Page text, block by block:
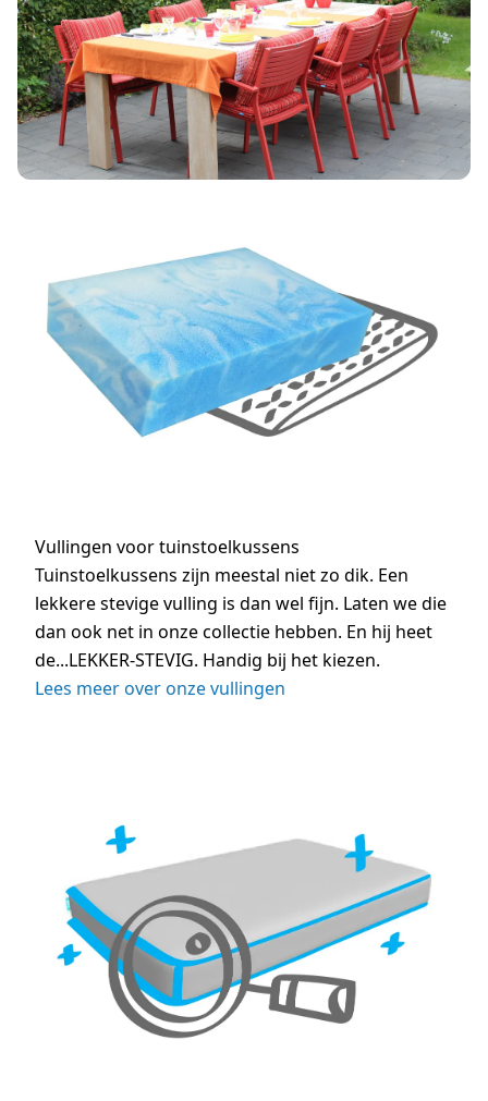
Vullingen voor tuinstoelkussens
Tuinstoelkussens zijn meestal niet zo dik. Een
lekkere stevige vulling is dan wel fijn. Laten we die
dan ook net in onze collectie hebben. En hij heet
de...LEKKER-STEVIG. Handig bij het kiezen.
Lees meer over onze vullingen